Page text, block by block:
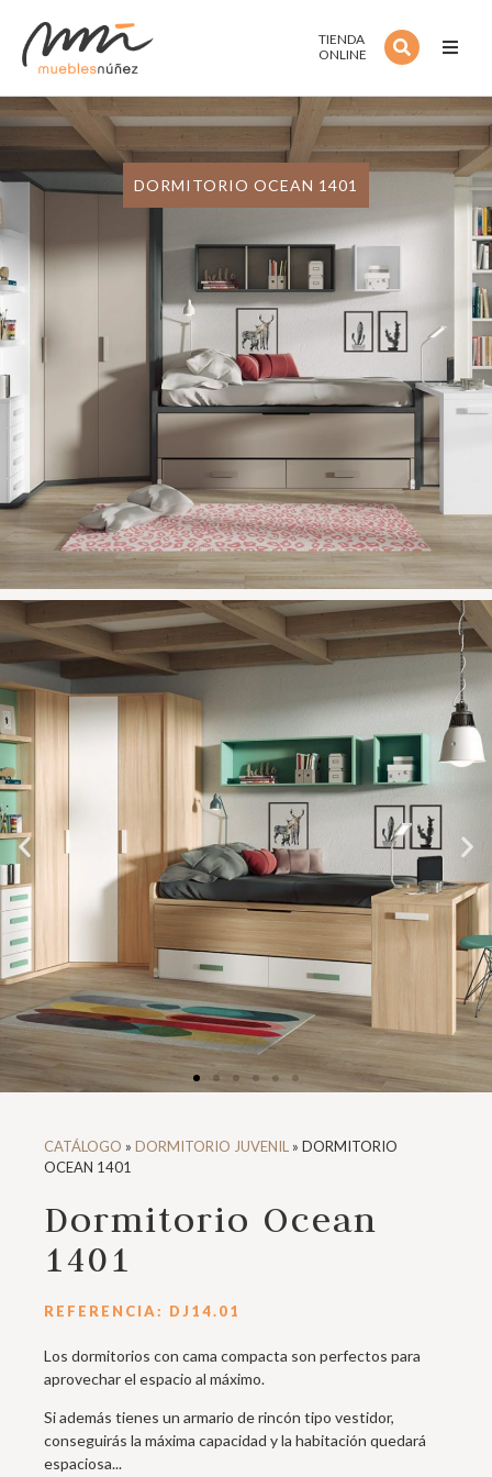
TIENDA
ONLINE
Inicio
DORMITORIO OCEAN 1401
CATÁLOGO » DORMITORIO JUVENIL » DORMITORIO
OCEAN 1401
Dormitorio Ocean
1401
REFERENCIA: DJ14.01
Los dormitorios con cama compacta son perfectos para
aprovechar el espacio al máximo.
Si además tienes un armario de rincón tipo vestidor,
conseguirás la máxima capacidad y la habitación quedará
espaciosa...